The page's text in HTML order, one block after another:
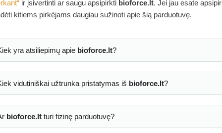
ir įsivertinti ar saugu apsipirkti bioforce.lt. Jei jau esate
kitiems pirkėjams daugiau sužinoti apie šią parduotuvę.
yra atsiliepimų apie bioforce.lt?
vidutiniškai užtrunka pristatymas iš bioforce.lt?
bioforce.ltturi fizinę parduotuvę?